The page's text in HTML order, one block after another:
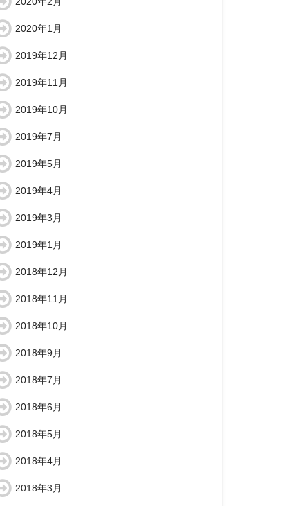
2020年1月
2019年12月
2019年11月
2019年10月
2019年7月
2019年5月
2019年4月
2019年3月
2019年1月
2018年12月
2018年11月
2018年10月
2018年9月
2018年7月
2018年6月
2018年5月
2018年4月
2018年3月